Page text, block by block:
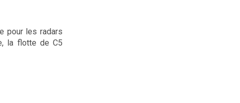
pour les radars
la flotte de C5